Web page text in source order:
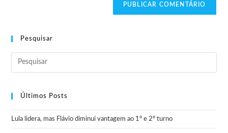
Pesquisar
Últimos Posts
Lula lidera, mas Flávio diminui vantagem ao 1º e 2º turno